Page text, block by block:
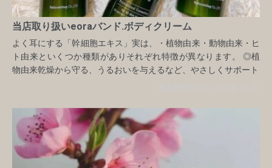
当店取り扱いeoraバンド.ボディクリーム
よく耳にする「幹細胞エキス」実は、・植物由来・動物由来・ヒ
ト由来といくつか種類がありそれぞれ特徴が異なります。 ◎植
物由来乾燥から守る、うるおいを与えるなど、やさしくサポート